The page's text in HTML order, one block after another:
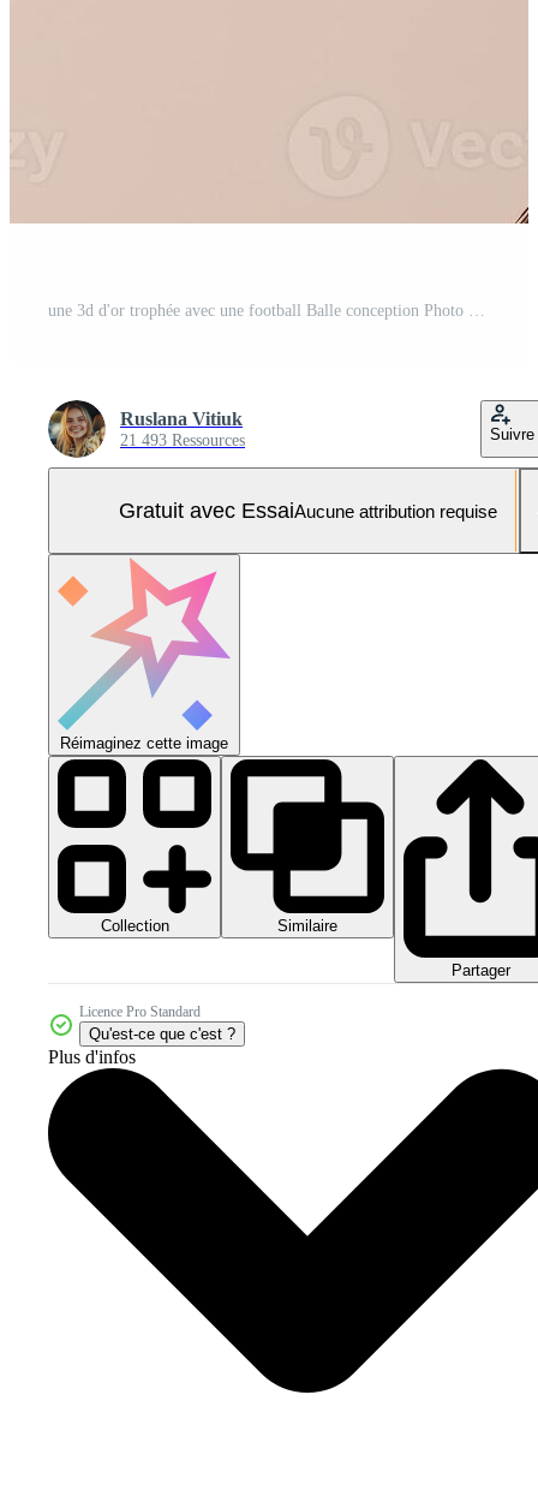
une 3d d'or trophée avec une football Balle conception Photo Pro
Ruslana Vitiuk
21 493 Ressources Suivre
Gratuit avec EssaiAucune attribution requise
Réimaginez cette image
Collection Similaire
Partager
Licence Pro Standard
Qu'est-ce que c'est ?
Plus d'infos